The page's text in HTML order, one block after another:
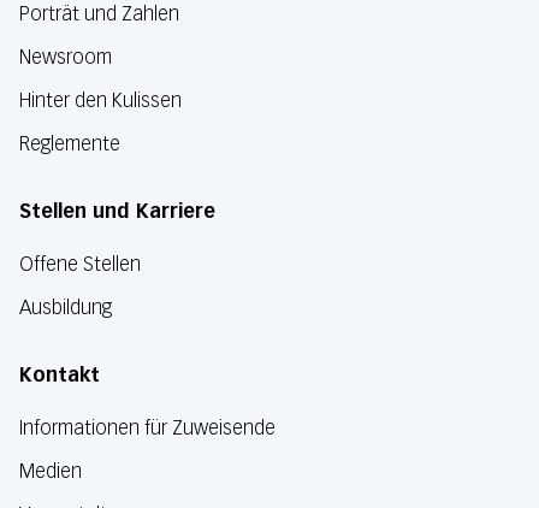
Porträt und Zahlen
Newsroom
Hinter den Kulissen
Reglemente
Stellen und Karriere
Offene Stellen
Ausbildung
Kontakt
Informationen für Zuweisende
Medien